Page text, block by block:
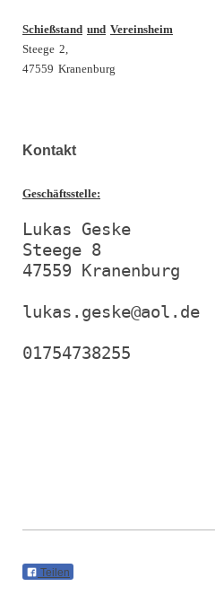
Schießstand und Vereinsheim
Steege 2,
47559 Kranenburg
Kontakt
Geschäftsstelle:
Lukas Geske
Steege 8
47559 Kranenburg
lukas.geske@aol.de
Teilen